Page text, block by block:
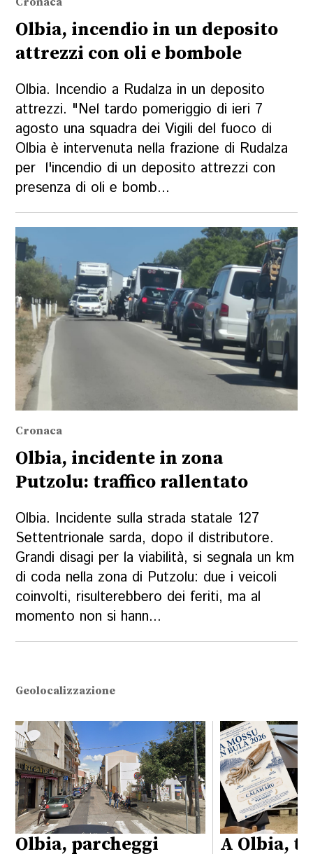
Olbia, incendio in un deposito
attrezzi con oli e bombole
Olbia. Incendio a Rudalza in un deposito
attrezzi. "Nel tardo pomeriggio di ieri 7
agosto una squadra dei Vigili del fuoco di
Olbia è intervenuta nella frazione di Rudalza
per l'incendio di un deposito attrezzi con
presenza di oli e bomb...
Cronaca
Olbia, incidente in zona
Putzolu: traffico rallentato
Olbia. Incidente sulla strada statale 127
Settentrionale sarda, dopo il distributore.
Grandi disagi per la viabilità, si segnala un km
di coda nella zona di Putzolu: due i veicoli
coinvolti, risulterebbero dei feriti, ma al
momento non si hann...
Geolocalizzazione
Olbia, parcheggi
A Olbia,